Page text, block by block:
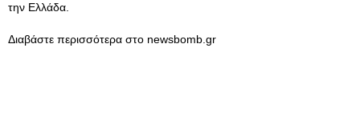
την Ελλάδα.
Διαβάστε περισσότερα στο newsbomb.gr